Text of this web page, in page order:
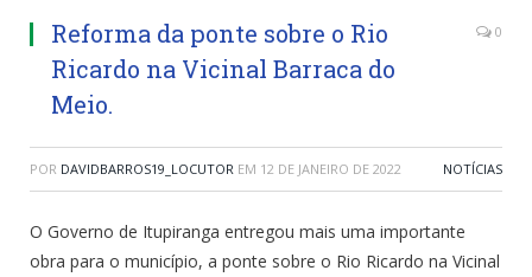
Reforma da ponte sobre o Rio
Ricardo na Vicinal Barraca do
Meio.
0
POR DAVIDBARROS19_LOCUTOR EM 12 DE JANEIRO DE 2022 NOTÍCIAS
O Governo de Itupiranga entregou mais uma importante
obra para o município, a ponte sobre o Rio Ricardo na Vicinal